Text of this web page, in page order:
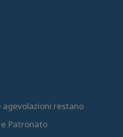
agevolazioni restano
Patronato